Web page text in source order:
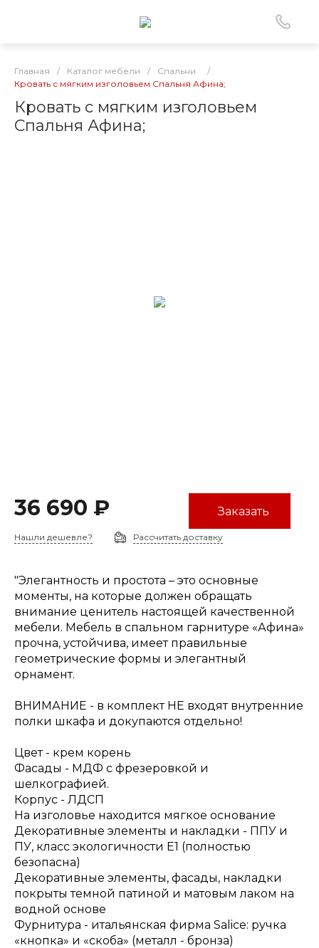
Главная / Каталог мебели / Спальни
/
Кровать с мягким изголовьем Спальня Афина;
Кровать с мягким изголовьем
Спальня Афина;
36 690 ₽ Заказать
Нашли дешевле? Рассчитать доставку
"Элегантность и простота – это основные
моменты, на которые должен обращать
внимание ценитель настоящей качественной
мебели. Мебель в спальном гарнитуре «Афина»
прочна, устойчива, имеет правильные
геометрические формы и элегантный
орнамент.
ВНИМАНИЕ - в комплект НЕ входят внутренние
полки шкафа и докупаются отдельно!
Цвет - крем корень
Фасады - МДФ с фрезеровкой и
шелкографией.
Корпус - ЛДСП
На изголовье находится мягкое основание
Декоративные элементы и накладки - ППУ и
ПУ, класс экологичности Е1 (полностью
безопасна)
Декоративные элементы, фасады, накладки
покрыты темной патиной и матовым лаком на
водной основе
Фурнитура - итальянская фирма Salice: ручка
«кнопка» и «скоба» (металл - бронза)